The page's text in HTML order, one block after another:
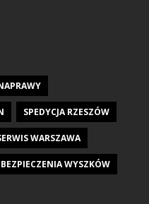
SPEDYCJA RZESZÓW
WARSZAWA
WYSZKÓW